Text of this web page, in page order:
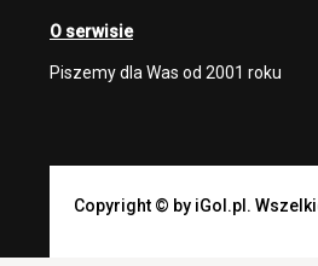
O serwisie
Piszemy dla Was od 2001 roku
Copyright © by iGol.pl.